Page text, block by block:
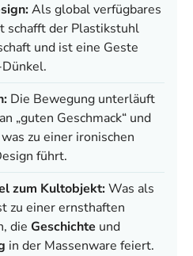
Als global verfügbares
schafft der Plastikstuhl
und ist eine Geste
Die Bewegung unterläuft
„guten Geschmack“ und
zu einer ironischen
führt.
zum Kultobjekt:Was als
zu einer ernsthaften
die Geschichte und
in der Massenware feiert.